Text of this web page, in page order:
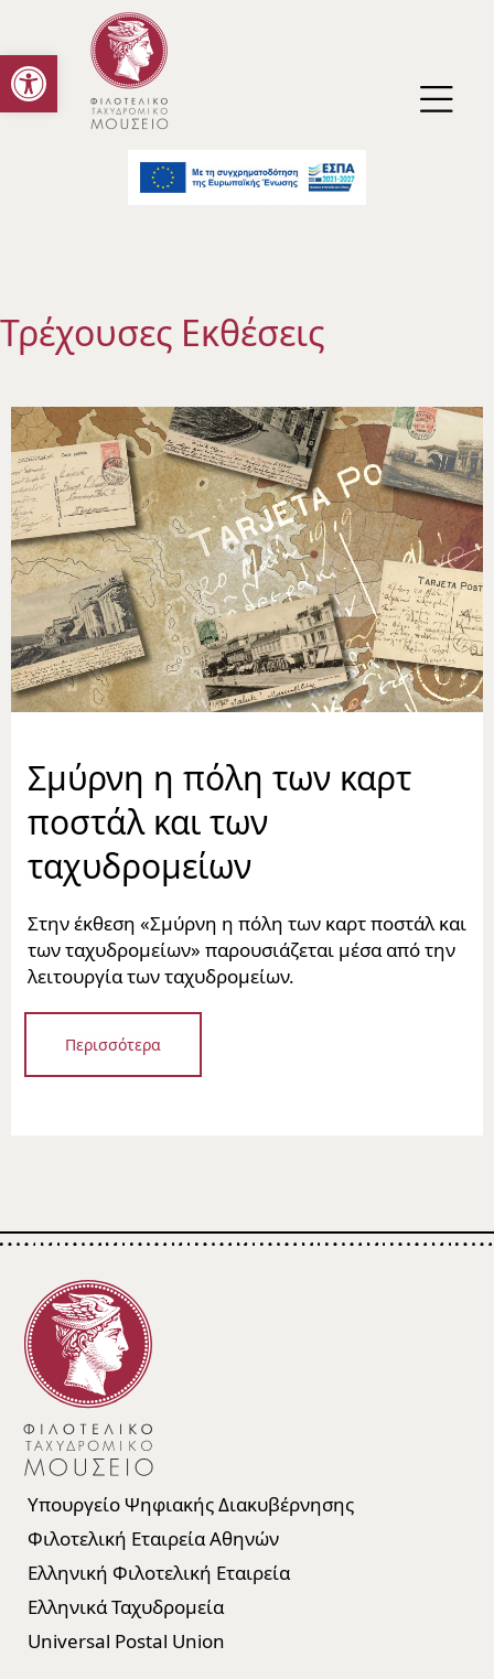
Ανοίξτε τη γραμμή εργαλείων
Τρέχουσες Εκθέσεις
Σμύρνη η πόλη των καρτ
ποστάλ και των
ταχυδρομείων
Στην έκθεση «Σμύρνη η πόλη των καρτ ποστάλ και
των ταχυδρομείων» παρουσιάζεται μέσα από την
λειτουργία των ταχυδρομείων.
Περισσότερα
Υπουργείο Ψηφιακής Διακυβέρνησης
Φιλοτελική Εταιρεία Αθηνών
Ελληνική Φιλοτελική Εταιρεία
Ελληνικά Ταχυδρομεία
Universal Postal Union